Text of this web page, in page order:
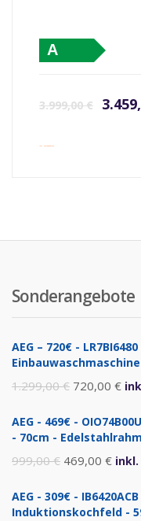
A
3.999,00€
inkl. Versandkosten
Sonderangebote
AEG – 720€ - LR7BI6480
Einbauwaschmaschine
1.299,00€
war:
720,00 €
ist:
AEG - 469€ -
- 70cm -
999,00€
war:
469,00 €
ist:
inkl.
AEG - 309€ -
Induktionskochfeld -